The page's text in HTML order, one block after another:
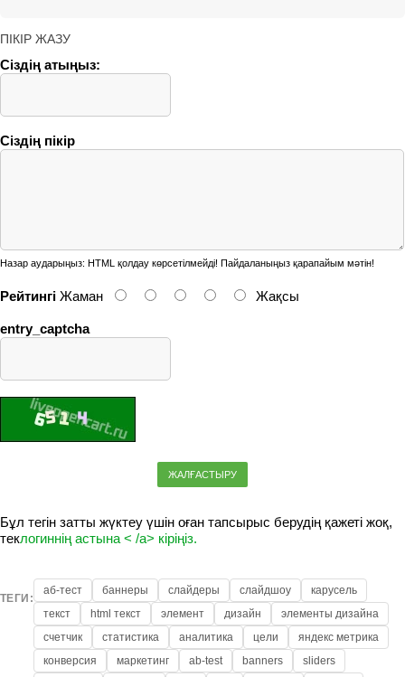
ПІКІР ЖАЗУ
Сіздің атыңыз:
Сіздің пікір
Назар аударыңыз: HTML қолдау көрсетілмейді! Пайдаланыңыз қарапайым мәтін!
Рейтингі Жаман Жақсы
entry_captcha
ЖАЛҒАСТЫРУ
Бұл тегін затты жүктеу үшін оған тапсырыс берудің қажеті жоқ,
теклогиннің астына < /a> кіріңіз.
ТЕГИ:
аб-тест баннеры слайдеры слайдшоу
карусель
текст
html текст элемент дизайн
элементы дизайна
счетчик
статистика аналитика цели
яндекс метрика
конверсия
маркетинг ab-test banners
sliders